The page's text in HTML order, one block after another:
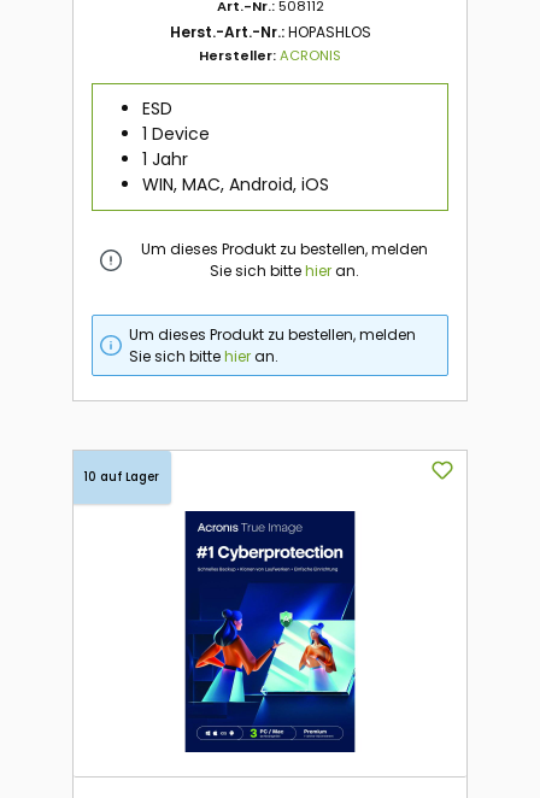
Art.-Nr.:508112
Herst.-Art.-Nr.:HOPASHLOS
Hersteller:ACRONIS
ESD
1 Device
1 Jahr
WIN, MAC, Android, iOS
Um dieses Produkt zu bestellen, melden
Sie sich bittehieran.
Um dieses Produkt zu bestellen, melden
Sie sich bittehieran.
10 auf Lager